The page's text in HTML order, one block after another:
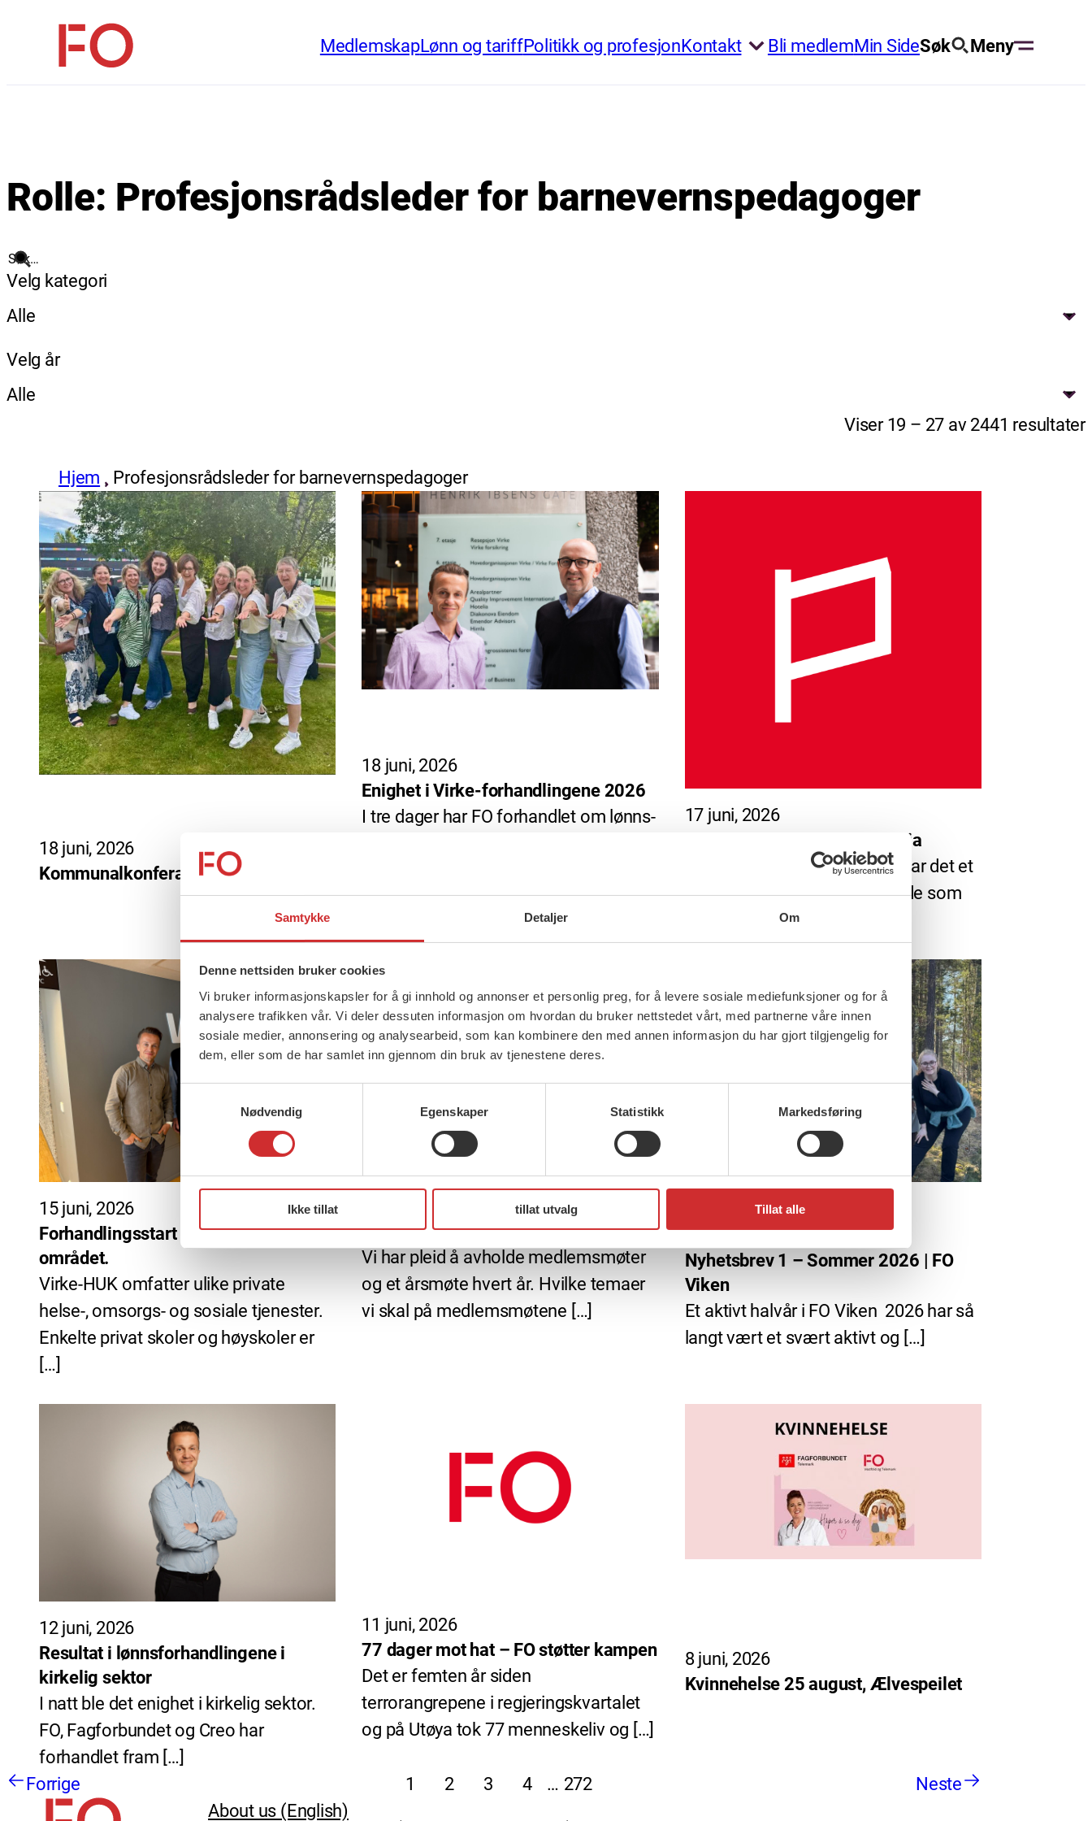
Samtykke Detaljer Om
Denne nettsiden bruker cookies
Vi bruker informasjonskapsler for å gi innhold og annonser et personlig preg, for å levere sosiale mediefunksjoner og for å
analysere trafikken vår. Vi deler dessuten informasjon om hvordan du bruker nettstedet vårt, med partnerne våre innen
sosiale medier, annonsering og analysearbeid, som kan kombinere den med annen informasjon du har gjort tilgjengelig for
dem, eller som de har samlet inn gjennom din bruk av tjenestene deres.
Nødvendig
Egenskaper Statistikk Markedsføring
Ikke tillat tillat utvalg Tillat alle
innholdFO
MedlemskapLønn og tariffPolitikk og profesjonKontakt Bli medlemMin SideSøk Meny
Rolle: Profesjonsrådsleder for barnevernspedagoger
Søk
Velg kategori
Alle
Velg år
Alle
Viser 19 – 27 av 2441 resultater
Hjem Profesjonsrådsleder for barnevernspedagoger
18 juni, 2026
Kommunalkonferansen 2026
18 juni, 2026
Enighet i Virke-forhandlingene 2026
I tre dager har FO forhandlet om lønns-
17 juni, 2026
LO-medlemmene i staten sa ja
Også blant FOs medlemmer var det et
stort flertall som sa ja. Blant de som
15 juni, 2026
Forhandlingsstart for Virke-HUK-
området.
Virke-HUK omfatter ulike private
helse-, omsorgs- og sosiale tjenester.
Enkelte privat skoler og høyskoler er
[…]
Er du Pensjonist i FO Viken?
Vi har pleid å avholde medlemsmøter
og et årsmøte hvert år. Hvilke temaer
vi skal på medlemsmøtene […]
15 juni, 2026
Nyhetsbrev 1 – Sommer 2026 | FO
Viken
Et aktivt halvår i FO Viken 2026 har så
langt vært et svært aktivt og […]
12 juni, 2026
Resultat i lønnsforhandlingene i
kirkelig sektor
I natt ble det enighet i kirkelig sektor.
FO, Fagforbundet og Creo har
forhandlet fram […]
11 juni, 2026
77 dager mot hat – FO støtter kampen
Det er femten år siden
terrorangrepene i regjeringskvartalet
og på Utøya tok 77 menneskeliv og […]
8 juni, 2026
Kvinnehelse 25 august, Ælvespeilet
Forrige 1 2 3 4 … 272
Neste
About us (English)